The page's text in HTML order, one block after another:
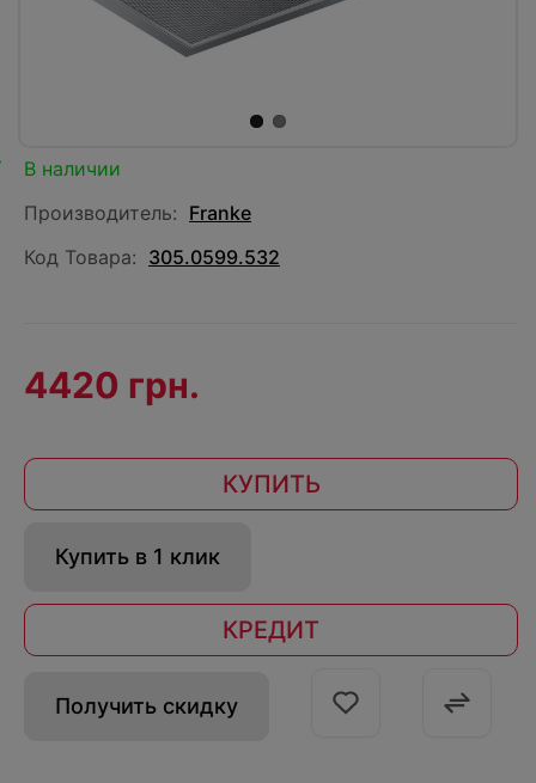
В наличии
Производитель: Franke
Код Товара: 305.0599.532
4420 грн.
КУПИТЬ
Купить в 1 клик
КРЕДИТ
Получить скидку